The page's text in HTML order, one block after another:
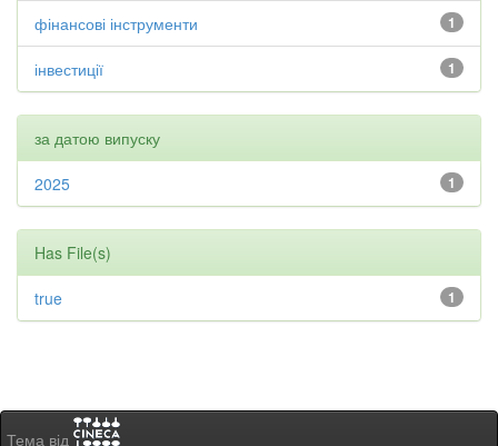
1
фінансові інструменти
1
інвестиції
за датою випуску
1
2025
Has File(s)
1
true
Тема від